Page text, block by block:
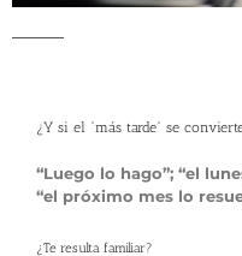
¿Y si el “más tarde” se
“Luego lo hago”; “el
“el próximo mes lo
¿Te resulta familiar?